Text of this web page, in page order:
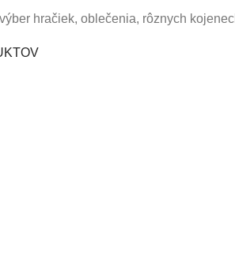
hračiek, oblečenia, rôznych